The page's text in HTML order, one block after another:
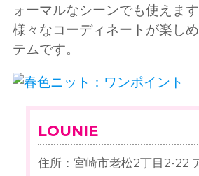
ォーマルなシーンでも使えます
様々なコーディネートが楽し
テムです。
LOUNIE
住所：宮崎市老松2丁目2-22